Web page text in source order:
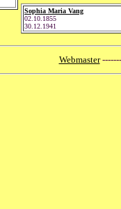
Sophia Maria Vang
02.10.1855
30.12.1941
Webmaster